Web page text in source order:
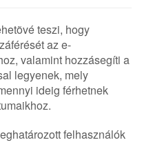
teszi, hogy
az e-
valamint hozzásegíti a
legyenek, mely
ideig férhetnek
felhasználók